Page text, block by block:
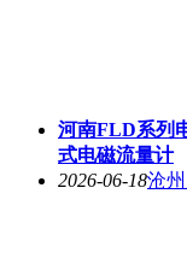
河南FLD系列
式电磁流量计
2026-06-18沧